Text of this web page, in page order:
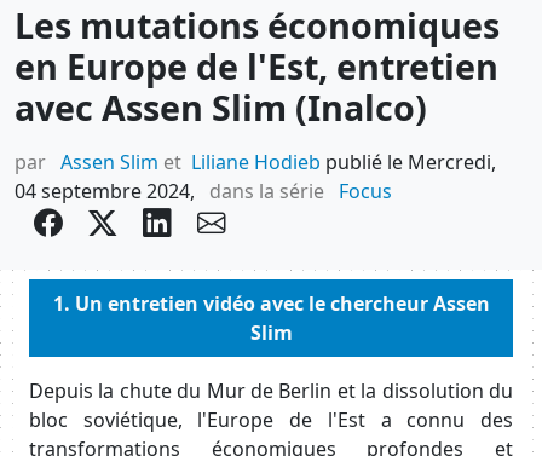
Les mutations économiques
en Europe de l'Est, entretien
avec Assen Slim (Inalco)
par Assen Slim et Liliane Hodieb publié le Mercredi,
04 septembre 2024,
dans la série Focus
facebook
twitterPartager sur LinkedIn
envelope
Body1. Un entretien vidéo avec le chercheur Assen
Slim
Depuis la chute du Mur de Berlin et la dissolution du
bloc soviétique, l'Europe de l'Est a connu des
transformations économiques profondes et